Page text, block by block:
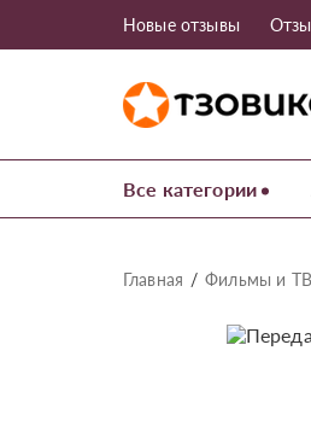
Новые отзывы
Все категории
Главная Фильмы и ТВ